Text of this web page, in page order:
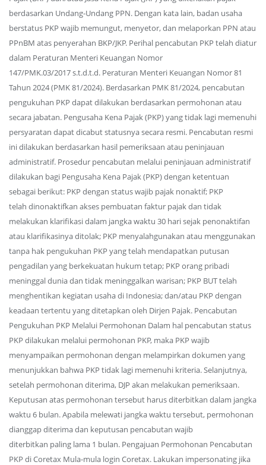
berdasarkan Undang-Undang PPN. Dengan kata lain, badan usaha
berstatus PKP wajib memungut, menyetor, dan melaporkan PPN atau
PPnBM atas penyerahan BKP/JKP. Perihal pencabutan PKP telah diatur
dalam Peraturan Menteri Keuangan Nomor
147/PMK.03/2017 s.t.d.t.d. Peraturan Menteri Keuangan Nomor 81
Tahun 2024 (PMK 81/2024). Berdasarkan PMK 81/2024, pencabutan
pengukuhan PKP dapat dilakukan berdasarkan permohonan atau
secara jabatan. Pengusaha Kena Pajak (PKP) yang tidak lagi memenuhi
persyaratan dapat dicabut statusnya secara resmi. Pencabutan resmi
ini dilakukan berdasarkan hasil pemeriksaan atau peninjauan
administratif. Prosedur pencabutan melalui peninjauan administratif
dilakukan bagi Pengusaha Kena Pajak (PKP) dengan ketentuan
sebagai berikut: PKP dengan status wajib pajak nonaktif; PKP
telah dinonaktifkan akses pembuatan faktur pajak dan tidak
melakukan klarifikasi dalam jangka waktu 30 hari sejak penonaktifan
atau klarifikasinya ditolak; PKP menyalahgunakan atau menggunakan
tanpa hak pengukuhan PKP yang telah mendapatkan putusan
pengadilan yang berkekuatan hukum tetap; PKP orang pribadi
meninggal dunia dan tidak meninggalkan warisan; PKP BUT telah
menghentikan kegiatan usaha di Indonesia; dan/atau PKP dengan
keadaan tertentu yang ditetapkan oleh Dirjen Pajak. Pencabutan
Pengukuhan PKP Melalui Permohonan Dalam hal pencabutan status
PKP dilakukan melalui permohonan PKP, maka PKP wajib
menyampaikan permohonan dengan melampirkan dokumen yang
menunjukkan bahwa PKP tidak lagi memenuhi kriteria. Selanjutnya,
setelah permohonan diterima, DJP akan melakukan pemeriksaan.
Keputusan atas permohonan tersebut harus diterbitkan dalam jangka
waktu 6 bulan. Apabila melewati jangka waktu tersebut, permohonan
dianggap diterima dan keputusan pencabutan wajib
diterbitkan paling lama 1 bulan. Pengajuan Permohonan Pencabutan
PKP di Coretax Mula-mula login Coretax. Lakukan impersonating jika